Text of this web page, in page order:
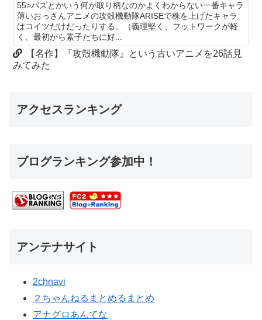
55>パズとかいう何が取り柄なのかよくわからない一番キャラ
薄いおっさんアニメの攻殻機動隊ARISEで株を上げたキャラ
はコイツだけだったりする。（義理堅く、フットワークが軽
く、最初から素子たちに好...
【名作】『攻殻機動隊』という古いアニメを26話見
みてみた
アクセスランキング
ブログランキング参加中！
アンテナサイト
2chnavi
２ちゃんねるまとめるまとめ
アナグロあんてな